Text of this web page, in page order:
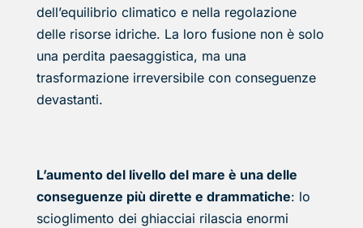
dell’equilibrio climatico e nella regolazione
delle risorse idriche. La loro fusione non è solo
una perdita paesaggistica, ma una
trasformazione irreversibile con conseguenze
devastanti.
L’aumento del livello del mare è una delle
conseguenze più dirette e drammatiche: lo
scioglimento dei ghiacciai rilascia enormi